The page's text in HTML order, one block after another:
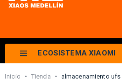
ECOSISTEMA XIAOMI
Inicio • Tienda • almacenamiento ufs